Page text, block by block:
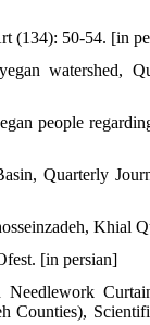
(134): 50-54. [in
watershed,
people
Quarterly
Khial
[in persian]